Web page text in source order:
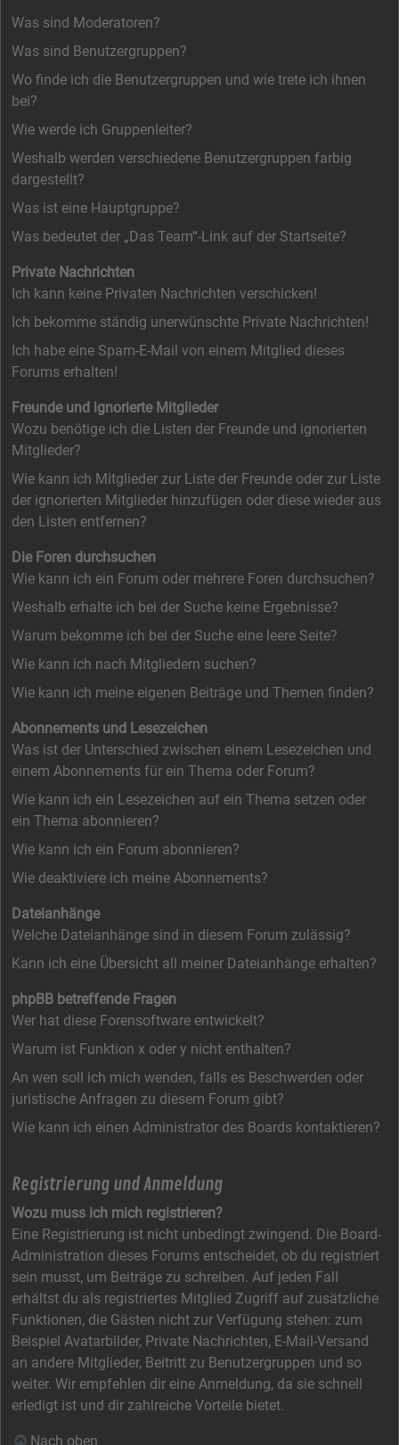
Was sind Moderatoren?
Was sind Benutzergruppen?
Wo finde ich die Benutzergruppen und wie trete ich ihnen
bei?
Wie werde ich Gruppenleiter?
Weshalb werden verschiedene Benutzergruppen farbig
dargestellt?
Was ist eine Hauptgruppe?
Was bedeutet der „Das Team“-Link auf der Startseite?
Private Nachrichten
Ich kann keine Privaten Nachrichten verschicken!
Ich bekomme ständig unerwünschte Private Nachrichten!
Ich habe eine Spam-E-Mail von einem Mitglied dieses
Forums erhalten!
Freunde und ignorierte Mitglieder
Wozu benötige ich die Listen der Freunde und ignorierten
Mitglieder?
Wie kann ich Mitglieder zur Liste der Freunde oder zur Liste
der ignorierten Mitglieder hinzufügen oder diese wieder aus
den Listen entfernen?
Die Foren durchsuchen
Wie kann ich ein Forum oder mehrere Foren durchsuchen?
Weshalb erhalte ich bei der Suche keine Ergebnisse?
Warum bekomme ich bei der Suche eine leere Seite?
Wie kann ich nach Mitgliedern suchen?
Wie kann ich meine eigenen Beiträge und Themen finden?
Abonnements und Lesezeichen
Was ist der Unterschied zwischen einem Lesezeichen und
einem Abonnements für ein Thema oder Forum?
Wie kann ich ein Lesezeichen auf ein Thema setzen oder
ein Thema abonnieren?
Wie kann ich ein Forum abonnieren?
Wie deaktiviere ich meine Abonnements?
Dateianhänge
Welche Dateianhänge sind in diesem Forum zulässig?
Kann ich eine Übersicht all meiner Dateianhänge erhalten?
phpBB betreffende Fragen
Wer hat diese Forensoftware entwickelt?
Warum ist Funktion x oder y nicht enthalten?
An wen soll ich mich wenden, falls es Beschwerden oder
juristische Anfragen zu diesem Forum gibt?
Wie kann ich einen Administrator des Boards kontaktieren?
Registrierung und Anmeldung
Wozu muss ich mich registrieren?
Eine Registrierung ist nicht unbedingt zwingend. Die Board-
Administration dieses Forums entscheidet, ob du registriert
sein musst, um Beiträge zu schreiben. Auf jeden Fall
erhältst du als registriertes Mitglied Zugriff auf zusätzliche
Funktionen, die Gästen nicht zur Verfügung stehen: zum
Beispiel Avatarbilder, Private Nachrichten, E-Mail-Versand
an andere Mitglieder, Beitritt zu Benutzergruppen und so
weiter. Wir empfehlen dir eine Anmeldung, da sie schnell
erledigt ist und dir zahlreiche Vorteile bietet.
Nach oben